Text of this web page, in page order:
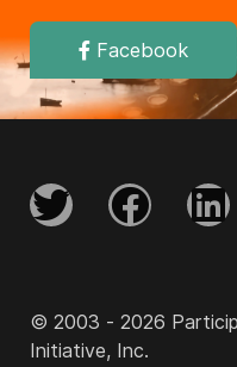
Facebook
© 2003 - 2026
Initiative, Inc.